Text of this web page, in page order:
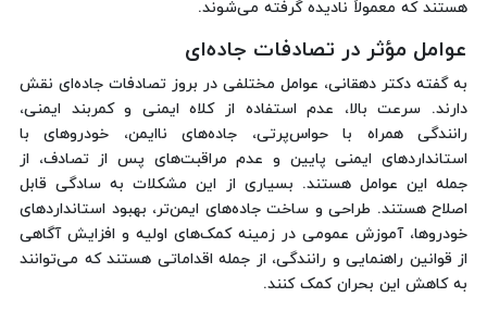
هستند که معمولاً نادیده گرفته می‌شوند.
عوامل مؤثر در تصادفات جاده‌ای
به گفته دکتر دهقانی، عوامل مختلفی در بروز تصادفات جاده‌ای نقش
دارند. سرعت بالا، عدم استفاده از کلاه ایمنی و کمربند ایمنی،
رانندگی همراه با حواس‌پرتی، جاده‌های ناایمن، خودروهای با
استانداردهای ایمنی پایین و عدم مراقبت‌های پس از تصادف، از
جمله این عوامل هستند. بسیاری از این مشکلات به سادگی قابل
اصلاح هستند. طراحی و ساخت جاده‌های ایمن‌تر، بهبود استانداردهای
خودروها، آموزش عمومی در زمینه کمک‌های اولیه و افزایش آگاهی
از قوانین راهنمایی و رانندگی، از جمله اقداماتی هستند که می‌توانند
به کاهش این بحران کمک کنند.